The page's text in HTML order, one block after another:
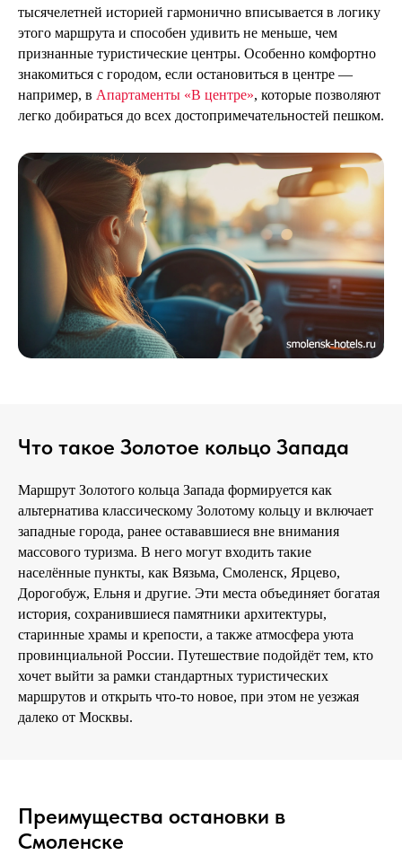
тысячелетней историей гармонично вписывается в логику
этого маршрута и способен удивить не меньше, чем
признанные туристические центры. Особенно комфортно
знакомиться с городом, если остановиться в центре —
например, в Апартаменты «В центре», которые позволяют
легко добираться до всех достопримечательностей пешком.
Что такое Золотое кольцо Запада
Маршрут Золотого кольца Запада формируется как
альтернатива классическому Золотому кольцу и включает
западные города, ранее остававшиеся вне внимания
массового туризма. В него могут входить такие
населённые пункты, как Вязьма, Смоленск, Ярцево,
Дорогобуж, Ельня и другие. Эти места объединяет богатая
история, сохранившиеся памятники архитектуры,
старинные храмы и крепости, а также атмосфера уюта
провинциальной России. Путешествие подойдёт тем, кто
хочет выйти за рамки стандартных туристических
маршрутов и открыть что-то новое, при этом не уезжая
далеко от Москвы.
Преимущества остановки в
Смоленске